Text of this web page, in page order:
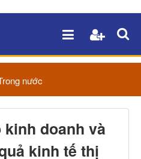
nước
doanh và
kinh tế thị